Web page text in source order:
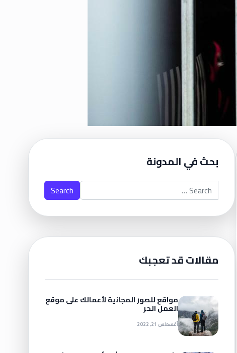
بحث في المدونة
Search for:
مقالات قد تعجبك
مواقع للصور المجانية لأعمالك على موقع
العمل الحر
أغسطس 21, 2022